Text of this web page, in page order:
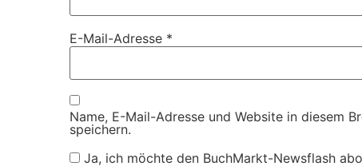
E-Mail-Adresse *
Name, E-Mail-Adresse und Website in diesem
speichern.
Ja, ich möchte den BuchMarkt-Newsflash